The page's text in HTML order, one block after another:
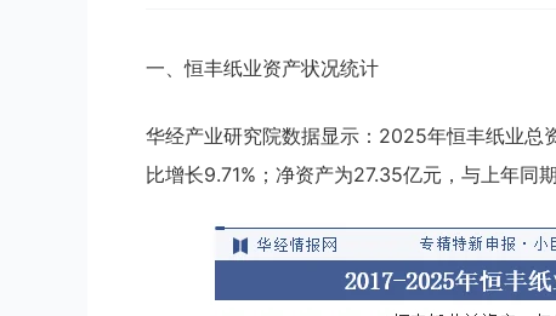
一、恒丰纸业资产状况统计
华经产业研究院数据显示：2025年恒丰纸业总
比增长9.71%；净资产为27.35亿元，与上年同